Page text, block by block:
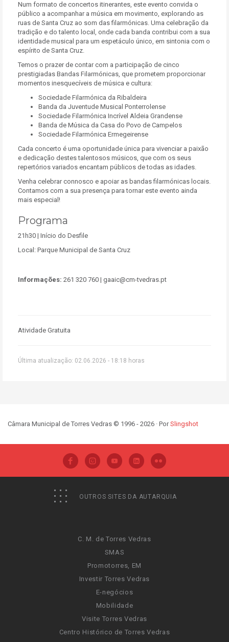
Num formato de concertos itinerantes, este evento convida o
público a acompanhar a música em movimento, explorando as
ruas de Santa Cruz ao som das filarmónicas. Uma celebração da
tradição e do talento local, onde cada banda contribui com a sua
identidade musical para um espetáculo único, em sintonia com o
espírito de Santa Cruz.
Temos o prazer de contar com a participação de cinco
prestigiadas Bandas Filarmónicas, que prometem proporcionar
momentos inesquecíveis de música e cultura:
Sociedade Filarmónica da Ribaldeira
Banda da Juventude Musical Ponterrolense
Sociedade Filarmónica Incrível Aldeia Grandense
Banda de Música da Casa do Povo de Campelos
Sociedade Filarmónica Ermegeirense
Cada concerto é uma oportunidade única para vivenciar a paixão
e dedicação destes talentosos músicos, que com os seus
repertórios variados encantam públicos de todas as idades.
Venha celebrar connosco e apoiar as bandas filarmónicas locais.
Contamos com a sua presença para tornar este evento ainda
mais especial!
Programa
21h30 | Início do Desfile
Local: Parque Municipal de Santa Cruz
Informações: 261 320 760 | gaaic@cm-tvedras.pt
Atividade Gratuita
Última atualização: 02.06.2026 - 18:18 horas
Câmara Municipal de Torres Vedras © 1996 - 2026 · PorSlingshot
OUTROS SITES DA AUTARQUIA
C. M. de Torres Vedras
SMAS
Promotorres, EM
Investir Torres Vedras
E-negócios
Mobilidade
Visite Torres Vedras
Centro Histórico de Torres Vedras